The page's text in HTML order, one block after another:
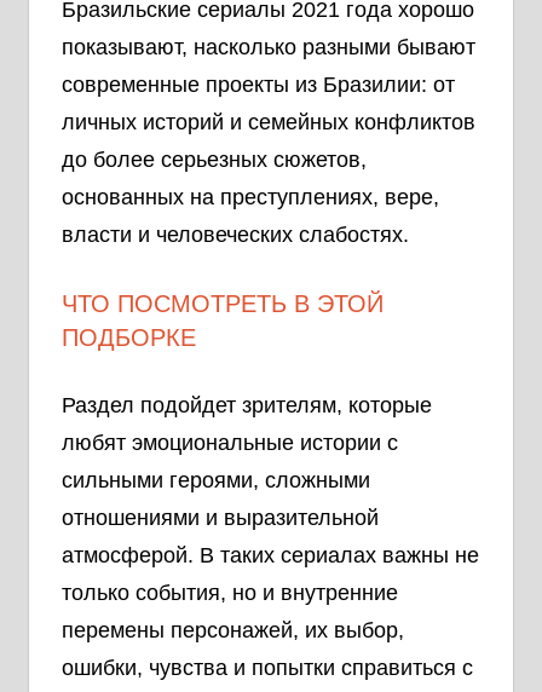
Бразильские сериалы 2021 года хорошо
показывают, насколько разными бывают
современные проекты из Бразилии: от
личных историй и семейных конфликтов
до более серьезных сюжетов,
основанных на преступлениях, вере,
власти и человеческих слабостях.
ЧТО ПОСМОТРЕТЬ В ЭТОЙ
ПОДБОРКЕ
Раздел подойдет зрителям, которые
любят эмоциональные истории с
сильными героями, сложными
отношениями и выразительной
атмосферой. В таких сериалах важны не
только события, но и внутренние
перемены персонажей, их выбор,
ошибки, чувства и попытки справиться с